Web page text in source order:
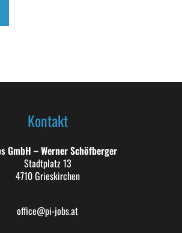
Kontakt
GmbH – Werner Schöfberger
Stadtplatz 13
4710 Grieskirchen
office@pi-jobs.at